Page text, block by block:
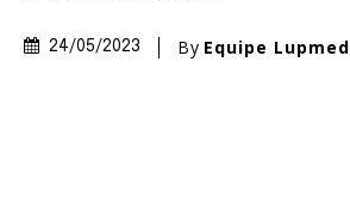
24/05/2023 By Equipe Lupmed